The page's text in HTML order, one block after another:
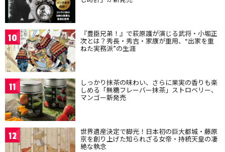
10 『豊臣兄弟！』で萩原護が演じる武将・小堀正
次とは？秀長・秀吉・家康が重用、“出家を重
ねた実務派”の生涯
11 しっかり抹茶の味わい、さらに果実の香りも楽
しめる「無糖フレーバー抹茶」ストロベリー、
マンゴー新発売
12 世界遺産決定で脚光！日本初の巨大都城・藤原
京を創り上げた知られざる女帝・持統天皇の凄
絶な執念